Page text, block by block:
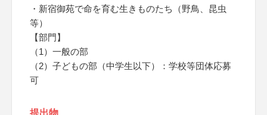
・新宿御苑で命を育む生きものたち（野鳥、昆虫
等）
【部門】
（1）一般の部
（2）子どもの部（中学生以下）：学校等団体応募
可
提出物